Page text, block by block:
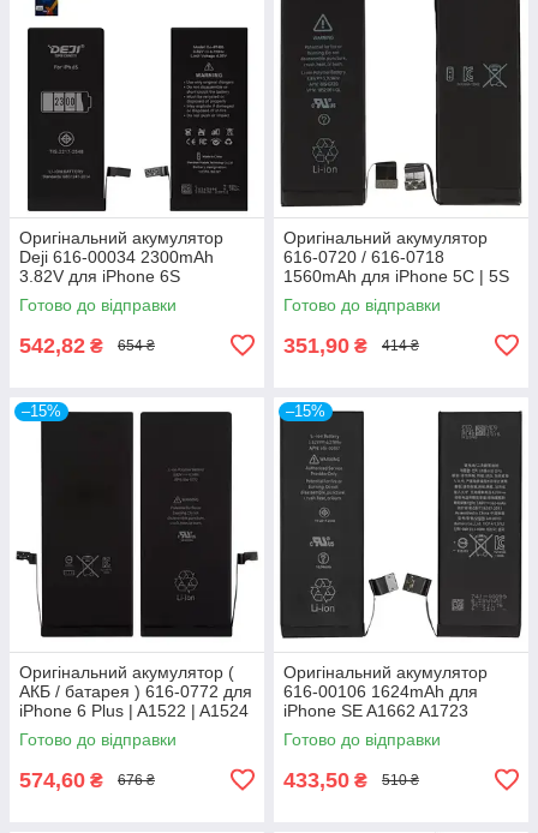
Оригінальний акумулятор
Deji 616-00034 2300mAh
3.82V для iPhone 6S
1715mAh A1633 / A1688 /
A1691 / A1700
Готово до відправки
542,82 ₴ 654 ₴
Оригінальний акумулятор
616-0720 / 616-0718
1560mAh для iPhone 5C | 5S
A1453 A1457 A1518 A1528
original IC
Готово до відправки
351,90 ₴ 414 ₴
–15%
Оригінальний акумулятор (
АКБ / батарея ) 616-0772 для
iPhone 6 Plus | A1522 | A1524
2915mAh
Готово до відправки
574,60 ₴ 676 ₴
–15%
Оригінальний акумулятор
616-00106 1624mAh для
iPhone SE A1662 A1723
A1724 original IC
Готово до відправки
433,50 ₴ 510 ₴